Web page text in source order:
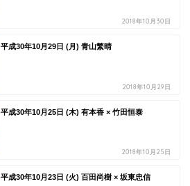
2018年10月30日
平成30年10月29日 (月) 青山繁晴
2018年10月29日
平成30年10月25日 (木) 有本香 × 竹田恒泰
2018年10月25日
平成30年10月23日 (火) 百田尚樹 × 坂東忠信